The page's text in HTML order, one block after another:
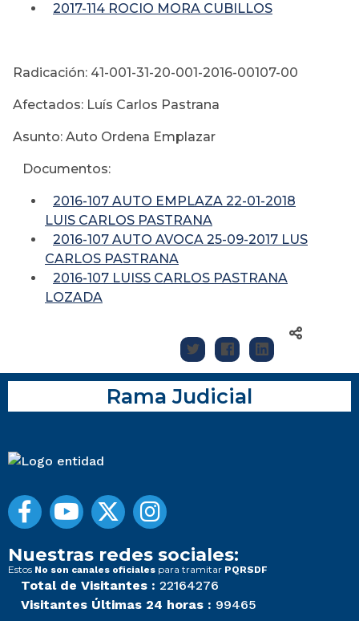
2017-114 ROCIO MORA CUBILLOS
Radicación: 41-001-31-20-001-2016-00107-00
Afectados: Luís Carlos Pastrana
Asunto: Auto Ordena Emplazar
Documentos:
2016-107 AUTO EMPLAZA 22-01-2018
LUIS CARLOS PASTRANA
2016-107 AUTO AVOCA 25-09-2017 LUS
CARLOS PASTRANA
2016-107 LUISS CARLOS PASTRANA
LOZADA
Rama Judicial
Nuestras redes sociales:
Estos No son canales oficiales para tramitar PQRSDF
Total de Visitantes : 22164276
Visitantes Últimas 24 horas : 99465